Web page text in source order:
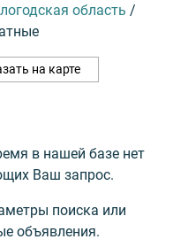
область /
на карте
в нашей базе нет
Ваш запрос.
поиска или
объявления.